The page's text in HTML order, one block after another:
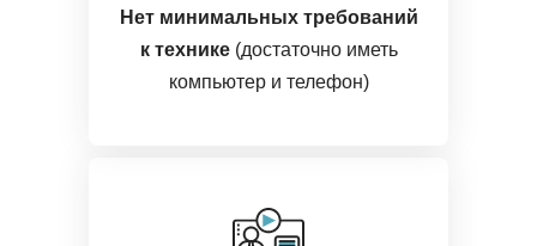
Нет минимальных требований
к технике(достаточно иметь
компьютер и телефон)